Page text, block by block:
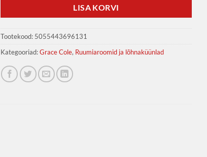
LISA KORVI
Tootekood: 5055443696131
Kategooriad:Grace Cole, Ruumiaroomid ja lõhnaküünlad